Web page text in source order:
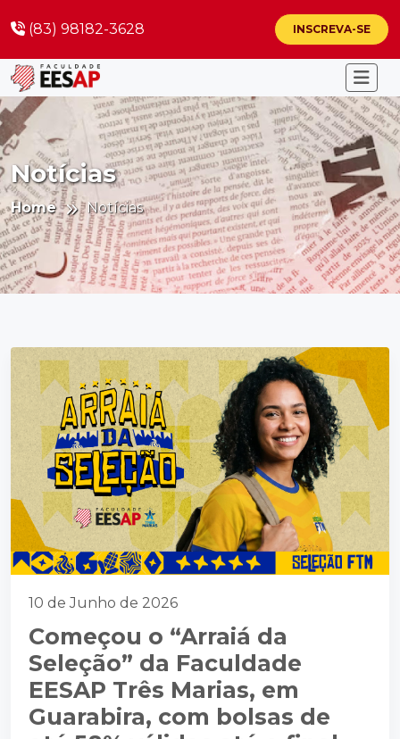
(83) 98182-3628 INSCREVA-SE
Notícias
Home Notícias
10 de Junho de 2026
Começou o “Arraiá da
Seleção” da Faculdade
EESAP Três Marias, em
Guarabira, com bolsas de